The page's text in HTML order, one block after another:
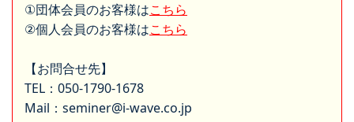
①団体会員のお客様はこちら
②個人会員のお客様はこちら
【お問合せ先】
TEL：050-1790-1678
Mail：seminer@i-wave.co.jp